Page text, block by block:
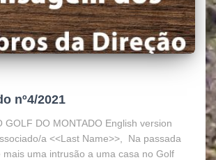
nº4/2021
GOLF DO MONTADO English version
a <<Last Name>>, Na passada
mais uma intrusão a uma casa no Golf